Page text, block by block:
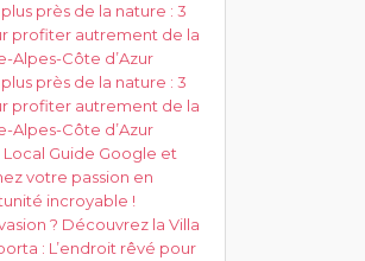
près de la nature : 3
profiter autrement de la
Alpes-Côte d’Azur
près de la nature : 3
profiter autrement de la
Alpes-Côte d’Azur
Guide Google et
votre passion en
incroyable !
? Découvrez la Villa
: L’endroit rêvé pour